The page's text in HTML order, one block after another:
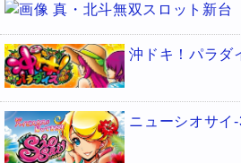
真・北斗無双スロット新台
沖ドキ！パラダ
ニューシオサイ